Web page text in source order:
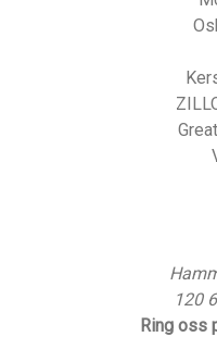
120
Ring oss